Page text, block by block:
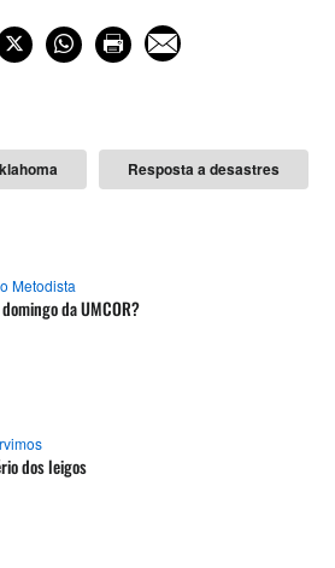
Resposta a desastres
Metodista
da UMCOR?
dos leigos